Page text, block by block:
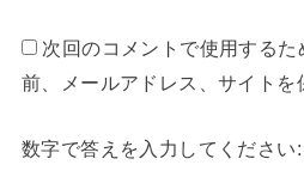
次回のコメントで使用する
前、メールアドレス、サイトを
数字で答えを入力してください: